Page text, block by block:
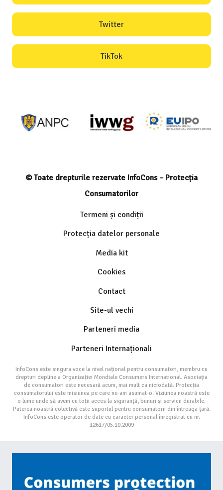
Twitter
TikTok
© Toate drepturile rezervate InfoCons – Protecția
Consumatorilor
Termeni și condiții
Protecția datelor personale
Media kit
Cookies
Contact
Site-ul vechi
Parteneri media
Parteneri Internaționali
InfoCons este singura voce la nivel național pentru consumatori, membru cu
drepturi depline a Organizației Mondiale Consumers International. Asociația
de consumatori este necesară acum, mai mult ca niciodată. Protecția
consumatorului este misiunea pe care ne-am asumat-o. Viziunea noastră este
o lume unde să avem cu toții acces la siguranță, bunuri și servicii durabile.
Puterea noastră colectivă este suportul pentru consumatorii din întreaga țară.
InfoCons este operator de date cu caracter personal înregistrat cu nr.
12617/05.10.2009